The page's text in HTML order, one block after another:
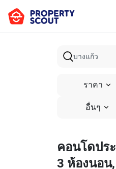
ราคา
อื่นๆ
คอนโดปร
3 ห้องนอน